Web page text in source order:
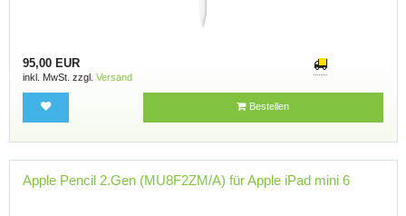
95,00 EUR
inkl. MwSt. zzgl. Versand
Bestellen
Apple Pencil 2.Gen (MU8F2ZM/A) für Apple iPad mini 6